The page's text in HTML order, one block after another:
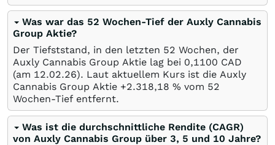
Was war das 52 Wochen-Tief der Auxly Cannabis
Group Aktie?
Der Tiefststand, in den letzten 52 Wochen, der
Auxly Cannabis Group Aktie lag bei 0,1100 CAD
(am 12.02.26). Laut aktuellem Kurs ist die Auxly
Cannabis Group Aktie +2.318,18 % vom 52
Wochen-Tief entfernt.
Was ist die durchschnittliche Rendite (CAGR)
von Auxly Cannabis Group über 3, 5 und 10 Jahre?